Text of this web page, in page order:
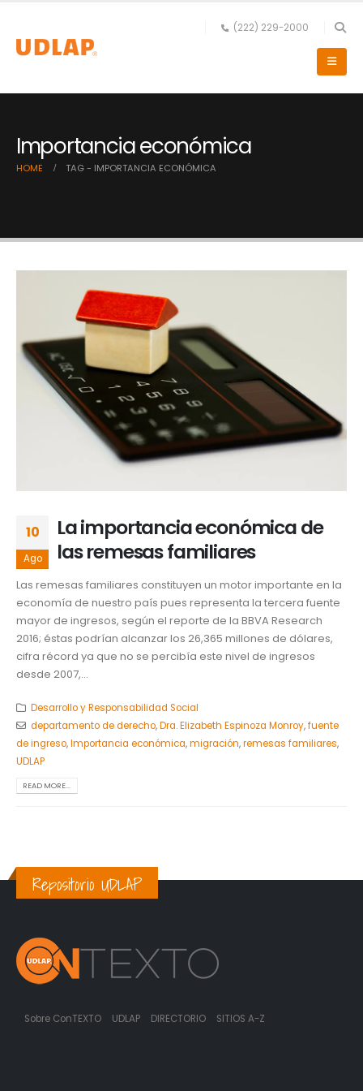
(222) 229-2000
Importancia económica
HOME TAG - IMPORTANCIA ECONÓMICA
10
Ago
La importancia económica de
las remesas familiares
Las remesas familiares constituyen un motor importante en la
economía de nuestro país pues representa la tercera fuente
mayor de ingresos, según el reporte de la BBVA Research
2016; éstas podrían alcanzar los 26,365 millones de dólares,
cifra récord ya que no se percibía este nivel de ingresos
desde 2007,...
Desarrollo y Responsabilidad Social
departamento de derecho,Dra. Elizabeth Espinoza Monroy,fuente
de ingreso,Importancia económica,migración,remesas familiares,
UDLAP
READ MORE...
Repositorio UDLAP
Sobre ConTEXTO UDLAP DIRECTORIO SITIOS A-Z